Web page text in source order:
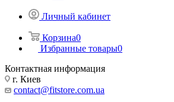
Личный кабинет
Корзина0
Избранные товары0
Контактная информация
г. Киев
contact@fitstore.com.ua